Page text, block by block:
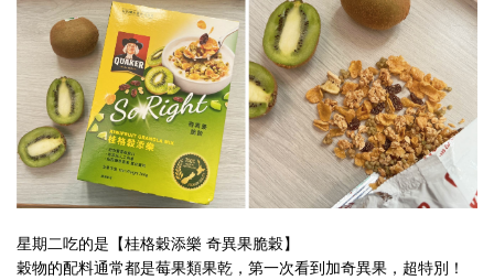
星期二吃的是 【桂格穀添樂 奇異果脆穀】
穀物的配料通常都是莓果類果乾 ，第一次看到加奇異果 ，超特別！